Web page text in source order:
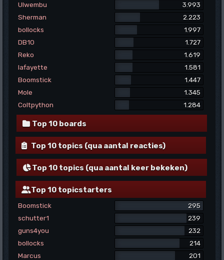
Ulwembu
3.993
Sherman
2.223
bollocks
1.997
DB10
1.727
Reko
1.619
lafayette
1.581
Boomstick
1.447
Mole
1.345
Coltpython
1.284
Top 10 boards
Top 10 topics (qua aantal reacties)
Top 10 topics (qua aantal keer bekeken)
Top 10 topicstarters
Boomstick
295
schutter1
239
guns4you
232
bollocks
214
Marcus
201